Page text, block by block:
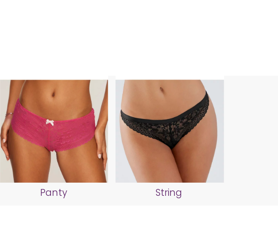
Panty String